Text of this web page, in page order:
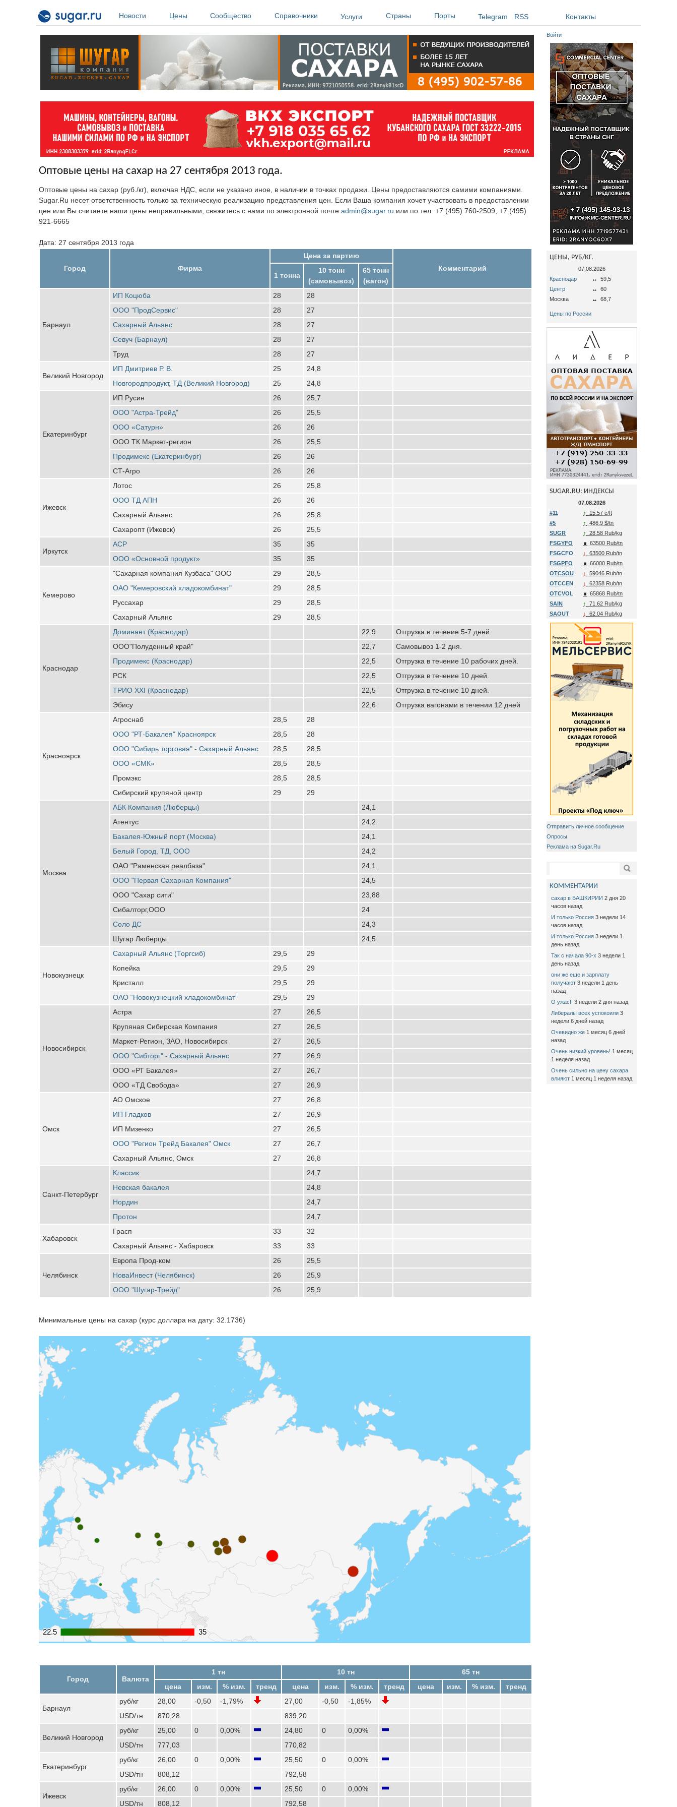
Новости
Цены Сообщество Справочники Услуги Страны Порты Telegram RSS Контакты
Оптовые цены на сахар на 27 сентября 2013 года.
Оптовые цены на сахар (руб./кг), включая НДС, если не указано иное, в наличии в точках продажи. Цены предоставляются самими компаниями.
Sugar.Ru несет ответственность только за техническую реализацию представления цен. Если Ваша компания хочет участвовать в предоставлении
цен или Вы считаете наши цены неправильными, свяжитесь с нами по электронной почте admin@sugar.ru или по тел. +7 (495) 760-2509, +7 (495)
921-6665
Дата: 27 сентября 2013 года
Город Фирма
Цена за партию
Комментарий
1 тонна
10 тонн
(самовывоз)
65 тонн
(вагон)
Барнаул
ИП Коцюба 28
28
ООО "ПродСервис"
28
27
Сахарный Альянс
28
27
Севуч (Барнаул)
28
27
Труд
28 27
Великий Новгород
ИП Дмитриев Р. В. 25
24,8
Новгородпродукт, ТД (Великий Новгород)
25 24,8
Екатеринбург
ИП Русин 26
25,7
ООО "Астра-Трейд"
26
25,5
ООО «Сатурн»
26
26
ООО ТК Маркет-регион
26
25,5
Продимекс (Екатеринбург)
26
26
СТ-Агро
26 26
Ижевск
Лотос 26
25,8
ООО ТД АПН
26
26
Сахарный Альянс
26
25,8
Сахаропт (Ижевск)
26 25,5
Иркутск
АСР 35
35
ООО «Основной продукт»
35 35
Кемерово
"Сахарная компания Кузбаса" ООО 29
28,5
ОАО "Кемеровский хладокомбинат"
29
28,5
Руссахар
29
28,5
Сахарный Альянс
29 28,5
Краснодар
Доминант (Краснодар) 22,9
Отгрузка в течение 5-7 дней.
ООО"Полуденный край"
22,7
Cамовывоз 1-2 дня.
Продимекс (Краснодар)
22,5
Отгрузка в течение 10 рабочих дней.
РСК
22,5
Отгрузка в течение 10 дней.
ТРИО XXI (Краснодар)
22,5
Отгрузка в течение 10 дней.
Эбису
22,6 Отгрузка вагонами в течении 12 дней
Красноярск
Агроснаб 28,5
28
ООО "РТ-Бакалея" Красноярск
28,5
28
ООО "Сибирь торговая" - Сахарный Альянс
28,5
28,5
ООО «СМК»
28,5
28,5
Промэкс
28,5
28,5
Сибирский крупяной центр
29 29
Москва
АБК Компания (Люберцы)
24,1
Атентус
24,2
Бакалея-Южный порт (Москва)
24,1
Белый Город, ТД, ООО
24,2
ОАО "Раменская реалбаза"
24,1
ООО "Первая Сахарная Компания"
24,5
ООО "Сахар сити"
23,88
Сибалторг,ООО
24
Соло ДС
24,3
Шугар Люберцы
24,5
Новокузнецк
Сахарный Альянс (Торгсиб) 29,5
29
Копейка
29,5
29
Кристалл
29,5
29
ОАО “Новокузнецкий хладокомбинат”
29,5 29
Новосибирск
Астра 27
26,5
Крупяная Сибирская Компания
27
26,5
Маркет-Регион, ЗАО, Новосибирск
27
26,5
ООО "Сибторг" - Сахарный Альянс
27
26,9
ООО «РТ Бакалея»
27
26,7
ООО «ТД Свобода»
27 26,9
Омск
АО Омское 27
26,8
ИП Гладков
27
26,9
ИП Мизенко
27
26,5
ООО "Регион Трейд Бакалея" Омск
27
26,7
Сахарный Альянс, Омск
27 26,8
Санкт-Петербург
Классик
24,7
Невская бакалея
24,8
Нордин
24,7
Протон
24,7
Хабаровск
Грасп 33
32
Сахарный Альянс - Хабаровск
33 33
Челябинск
Европа Прод-ком 26
25,5
НоваИнвест (Челябинск)
26
25,9
ООО "Шугар-Трейд"
26 25,9
Минимальные цены на сахар (курс доллара на дату: 32.1736)
22.5
22.5 35
35
Город Валюта
1 тн 10 тн
65 тн
цена
изм. % изм. тренд цена изм. % изм. тренд цена изм. % изм. тренд
Барнаул
руб/кг 28,00 -0,50 -1,79% 27,00 -0,50
-1,85%
USD/тн
870,28 839,20
Великий Новгород
руб/кг 25,00 0 0,00% 24,80 0
0,00%
USD/тн
777,03 770,82
Екатеринбург
руб/кг 26,00 0 0,00% 25,50 0
0,00%
USD/тн
808,12 792,58
Ижевск
руб/кг 26,00 0 0,00% 25,50 0
0,00%
USD/тн
808,12 792,58
Войти
ЦЕНЫ, РУБ/КГ.
07.08.2026
Краснодар
↔
59,5
Центр
↔
60
Москва
↔ 68,7
Цены по России
SUGAR.RU: ИНДЕКСЫ
07.08.2026
#11
↑
15.57 c/ft
#5
↑
486.9 $/tn
SUGR
↑
28.58 Rub/kg
FSGYFO
∎ 63500 Rub/tn
FSGCFO
↓
63500 Rub/tn
FSGPFO
∎ 66000 Rub/tn
OTCSOU
↓
59046 Rub/tn
OTCCEN
↓
62358 Rub/tn
OTCVOL
∎ 65868 Rub/tn
SAIN
↑
71.62 Rub/kg
SAOUT
↓ 62.04 Rub/kg
Отправить личное сообщение
Опросы
Реклама на Sugar.Ru
Поиск
КОММЕНТАРИИ
сахар в БАШКИРИИ 2 дня 20
часов назад
И только Россия 3 недели 14
часов назад
И только Россия 3 недели 1
день назад
Так с начала 90-х 3 недели 1
день назад
они же еще и зарплату
получают 3 недели 1 день
назад
О ужас!! 3 недели 2 дня назад
Либералы всех успокоили 3
недели 6 дней назад
Очевидно же 1 месяц 6 дней
назад
Очень низкий уровень! 1 месяц
1 неделя назад
Очень сильно на цену сахара
влияют 1 месяц 1 неделя назад